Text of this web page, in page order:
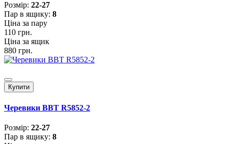
Розмiр: 22-27
Пар в ящику: 8
Ціна за пару
110 грн.
Ціна за ящик
880 грн.
Купити
Черевики BBT R5852-2
Розмiр: 22-27
Пар в ящику: 8